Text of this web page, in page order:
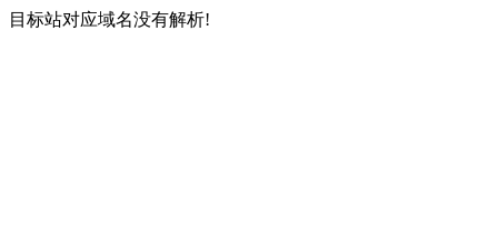
目标站对应域名没有解析!